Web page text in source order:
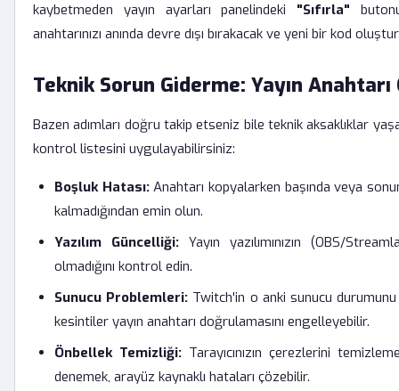
kaybetmeden yayın ayarları panelindeki "Sıfırla"
anahtarınızı anında devre dışı bırakacak ve yeni bir kod
Teknik Sorun Giderme: Yayın Anahtarı
Bazen adımları doğru takip etseniz bile teknik aksaklıklar
kontrol listesini uygulayabilirsiniz:
Boşluk Hatası:Anahtarı kopyalarken başında veya
kalmadığından emin olun.
Yazılım Güncelliği: Yayın yazılımınızın (OBS/
olmadığını kontrol edin.
Sunucu Problemleri: Twitch'in o anki sunucu
kesintiler yayın anahtarı doğrulamasını engelleyebilir.
Önbellek Temizliği:Tarayıcınızın çerezlerini
denemek, arayüz kaynaklı hataları çözebilir.